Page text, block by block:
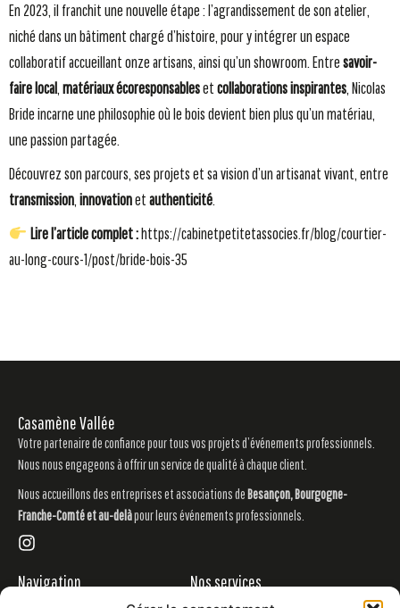
En 2023, il franchit une nouvelle étape : l’agrandissement de son atelier,
niché dans un bâtiment chargé d’histoire, pour y intégrer un espace
collaboratif accueillant onze artisans, ainsi qu’un showroom. Entresavoir-
faire local,matériaux écoresponsablesetcollaborations inspirantes, Nicolas
Bride incarne une philosophie où le bois devient bien plus qu’un matériau,
une passion partagée.
Découvrez son parcours, ses projets et sa vision d’un artisanat vivant, entre
transmission,innovationetauthenticité.
Lire l’article complet :https://cabinetpetitetassocies.fr/blog/courtier-
au-long-cours-1/post/bride-bois-35
Casamène Vallée
Votre partenaire de confiance pour tous vos projets d’événements professionnels.
Nous nous engageons à offrir un service de qualité à chaque client.
Nous accueillons des entreprises et associations deBesançon, Bourgogne-
Franche-Comté et au-delàpour leurs événements professionnels.
Navigation Nos services